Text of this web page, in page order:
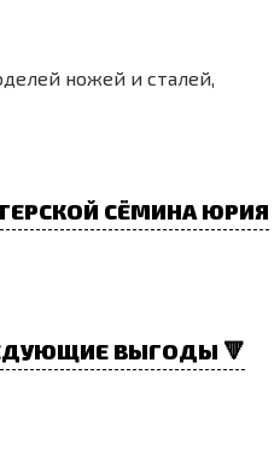
ножей и сталей,
СЁМИНА ЮРИЯ
ВЫГОДЫ 🔻